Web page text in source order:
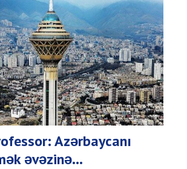
Azərbaycanı
əvəzinə...